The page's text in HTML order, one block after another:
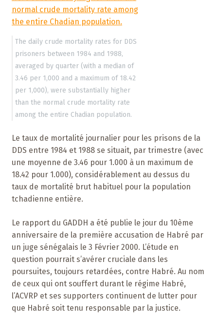
The daily crude mortality rates for DDS
prisoners between 1984 and 1988,
averaged by quarter (with a median of
3.46 per 1,000 and a maximum of 18.42
per 1,000), were substantially higher
than the normal crude mortality rate
among the entire Chadian population.
Le taux de mortalité journalier pour les prisons de la
DDS entre 1984 et 1988 se situait, par trimestre (avec
une moyenne de 3.46 pour 1.000 à un maximum de
18.42 pour 1.000), considérablement au dessus du
taux de mortalité brut habituel pour la population
tchadienne entière.
Le rapport du GADDH a été publie le jour du 10ème
anniversaire de la première accusation de Habré par
un juge sénégalais le 3 Février 2000. L’étude en
question pourrait s’avérer cruciale dans les
poursuites, toujours retardées, contre Habré. Au nom
de ceux qui ont souffert durant le régime Habré,
l’ACVRP et ses supporters continuent de lutter pour
que Habré soit tenu responsable par la justice.